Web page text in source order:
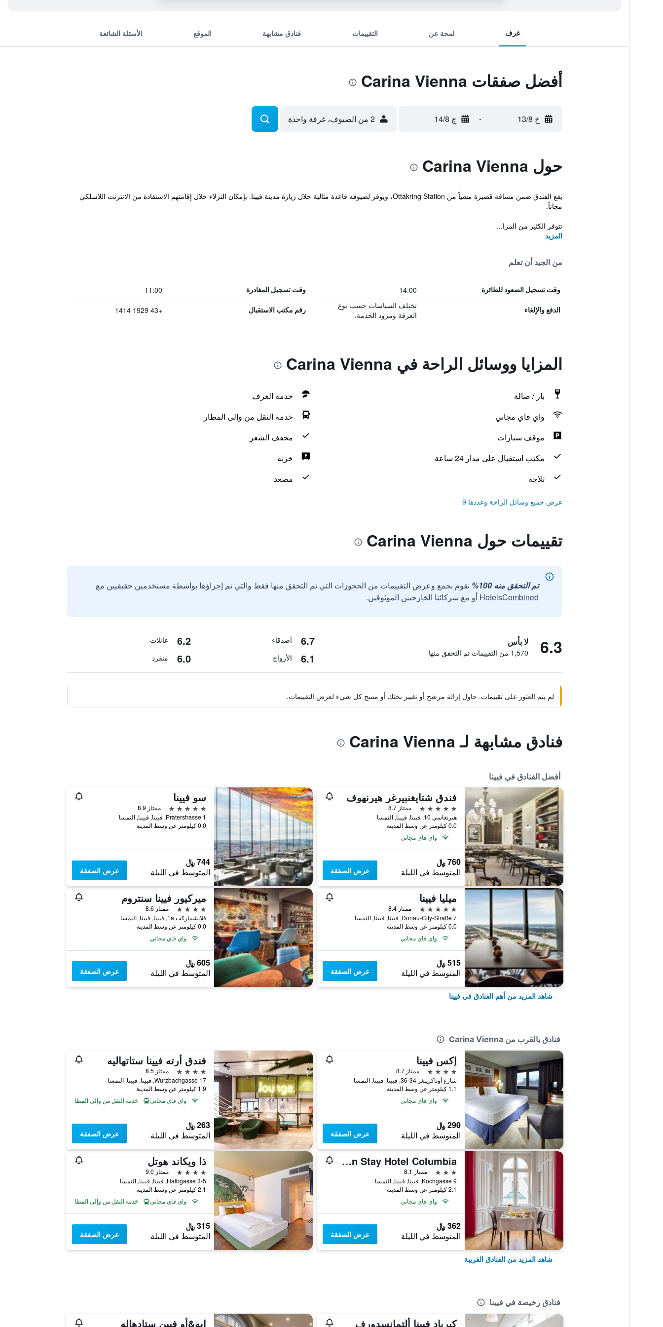
غرف لمحة عن التقييمات فنادق مشابهة الموقع الأسئلة الشائعة
أفضل صفقات Carina Vienna
خ 13/8 - ج 14/8 2 من الضيوف، غرفة واحدة
حول Carina Vienna
يقع الفندق ضمن مسافة قصيرة مشياً من Ottakring Station، ويوفر لضيوفه قاعدة مثالية خلال زيارة مدينة فيينا. بإمكان النزلاء خلال إقامتهم الاستفادة من الانترنت اللاسلكي
مجاناً.
تتوفر الكثير من المرا...
المزيد
من الجيد أن تعلم
وقت تسجيل الصعود للطائرة 14:00 وقت تسجيل المغادرة 11:00
الدفع والإلغاء
تختلف السياسات حسب نوع
الغرفة ومزود الخدمة.
رقم مكتب الاستقبال +43 1929 1414
المزايا ووسائل الراحة في Carina Vienna
بار / صالة
خدمة الغرف
واي فاي مجاني
خدمة النقل من وإلى المطار
موقف سيارات
مجفف الشعر
مكتب استقبال على مدار 24 ساعة
خزنه
ثلاجة
مصعد
عرض جميع وسائل الراحة وعددها 9
تقييمات حول Carina Vienna
تم التحقق منه 100%
نقوم بجمع وعرض التقييمات من الحجوزات التي تم التحقق منها فقط والتي تم إجراؤها بواسطة مستخدمين حقيقيين مع
HotelsCombined أو مع شركائنا الخارجيين الموثوقين.
6.3 لا بأس
1,570 من التقييمات تم التحقق منها
6.7 أصدقاء 6.2 عائلات
6.1 الأزواج 6.0 منفرد
لم يتم العثور على تقييمات. حاول إزالة مرشح أو تغيير بحثك أو مسح كل شيء لعرض التقييمات.
فنادق مشابهة لـ Carina Vienna
أفضل الفنادق في فيينا
فندق شتايغنبيرغر هيرنهوف
5 نجوم
ممتاز 8.7
هيرنغاسي 10, فيينا, فيينا, النمسا
0.0 كيلومتر عن وسط المدينة
واي فاي مجاني
760 ﷼
المتوسط في الليلة عرض الصفقة
سو فيينا
5 نجوم
ممتاز 8.9
Praterstrasse 1, فيينا, فيينا, النمسا
0.0 كيلومتر عن وسط المدينة
744 ﷼
المتوسط في الليلة عرض الصفقة
ميليا فيينا
5 نجوم
ممتاز 8.4
Donau-City-Straße 7, فيينا, فيينا, النمسا
0.0 كيلومتر عن وسط المدينة
واي فاي مجاني
515 ﷼
المتوسط في الليلة عرض الصفقة
ميركيور فيينا سنتروم
4 نجوم
ممتاز 8.6
فلايشماركت 1a, فيينا, فيينا, النمسا
0.0 كيلومتر عن وسط المدينة
واي فاي مجاني
605 ﷼
المتوسط في الليلة عرض الصفقة
شاهد المزيد من أهم الفنادق في فيينا
فنادق بالقرب من Carina Vienna
إكس فيينا
4 نجوم
ممتاز 8.7
شارع أوتاكرينغر 34-36, فيينا, فيينا, النمسا
1.1 كيلومتر عن وسط المدينة
واي فاي مجاني
290 ﷼
المتوسط في الليلة عرض الصفقة
فندق أرته فيينا ستاتهاليه
4 نجوم
ممتاز 8.5
Wurzbachgasse 17, فيينا, فيينا, النمسا
1.9 كيلومتر عن وسط المدينة
واي فاي مجاني
خدمة النقل من وإلى المطار
263 ﷼
المتوسط في الليلة عرض الصفقة
Urban Stay Hotel Columbia
3 نجوم
ممتاز 8.1
Kochgasse 9, فيينا, فيينا, النمسا
2.1 كيلومتر عن وسط المدينة
واي فاي مجاني
362 ﷼
المتوسط في الليلة عرض الصفقة
ذا ويكاند هوتل
4 نجوم
ممتاز 9.0
Halbgasse 3-5, فيينا, فيينا, النمسا
2.1 كيلومتر عن وسط المدينة
واي فاي مجاني
خدمة النقل من وإلى المطار
315 ﷼
المتوسط في الليلة عرض الصفقة
شاهد المزيد من الفنادق القريبة
فنادق رخيصة في فيينا
كيرياد فيينا ألتمانسدورف إيه&أو فيين ستادهاله